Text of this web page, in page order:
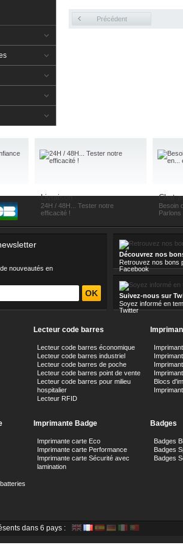
Précédent
Livraison
24H / 48H... Tester notre
efficacité !
Chat
Besoin
Parlons
nouveautés en
Découvrez nos
Retrouvez nos bons
Facebook
Suivez-nous sur
Soyez informé en
Twitter
Lecteur code barres
Lecteur code barres économique
Lecteur code barres industriel
Lecteur code barres de poche
Lecteur code barres point de vente
Lecteur code barres pour milieu
hospitalier
Lecteur RFID
Blocs
Imprimante Badge
Imprimante carte Eco
Imprimante carte Performance
Imprimante carte Sécurité avec
lamination
Badges
Badges
Badges
Badges
dans 6 pays :